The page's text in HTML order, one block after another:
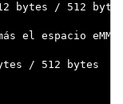
bytes / 512
el espacio
/ 512 bytes